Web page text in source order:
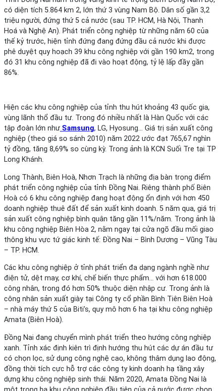
có diện tích 5.864 km 2, lớn thứ 3 vùng Nam Bộ. Dân số gần 3,2
triệu người, đứng thứ 5 cả nước (sau TP. HCM, Hà Nội, Thanh
Hoá và Nghệ An). Phát triển công nghiệp từ những năm 60 của
thế kỷ trước, hiện tỉnh đứng đang đứng đầu cả nước khi được
phê duyệt quy hoạch 39 khu công nghiệp với gần 190 km2, trong
đó 31 khu công nghiệp đã đi vào hoạt động, tỷ lệ lấp đầy gần
86%.
Hiện các khu công nghiệp của tỉnh thu hút khoảng 43 quốc gia,
vùng lãnh thổ đầu tư. Trong đó nhiều nhất là Hàn Quốc với các
tập đoàn lớn như Samsung, LG, Hyosung… Giá trị sản xuất công
nghiệp (theo giá so sánh 2010) năm 2022 ước đạt 765,67 nghìn
tỷ đồng, tăng 8,69% so cùng kỳ. Trong ảnh là KCN Suối Tre tại TP
Long Khánh.
Long Thành, Biên Hoà, Nhơn Trạch là những địa bàn trọng điểm
phát triển công nghiệp của tỉnh Đồng Nai. Riêng thành phố Biên
Hoà có 6 khu công nghiệp đang hoạt động ổn định với hơn 450
doanh nghiệp thuê đất để sản xuất kinh doanh. 5 năm qua, giá trị
sản xuất công nghiệp bình quân tăng gần 11%/năm. Trong ảnh là
khu công nghiệp Biên Hòa 2, nằm ngay tại cửa ngõ đầu mối giao
thông khu vực tứ giác kinh tế: Đồng Nai – Bình Dương – Vũng Tàu
– TP. HCM.
Các khu công nghiệp ở tỉnh phát triển đa dạng ngành nghề như
điện tử, dệt may, cơ khí, chế biến thực phẩm… với hơn 618.000
công nhân, trong đó hơn 50% thuộc diện nhập cư. Trong ảnh là
công nhân sản xuất giày tại Công ty cổ phần Bình Tiên Biên Hoà
– nhà máy thứ 5 của Biti’s, quy mô hơn 6 ha tại khu công nghiệp
Amata (Biên Hoà).
Đồng Nai đang chuyển mình phát triển theo hướng công nghiệp
xanh. Tỉnh xác định kiên trì định hướng thu hút các dự án đầu tư
có chọn lọc, sử dụng công nghệ cao, không thâm dụng lao động,
đồng thời tích cực hỗ trợ các công ty kinh doanh hạ tầng xây
dựng khu công nghiệp sinh thái. Năm 2020, Amata Đồng Nai là